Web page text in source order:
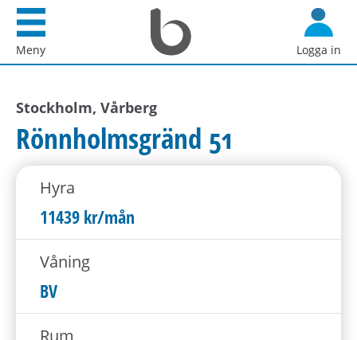
d
e
k
t
n
Meny
Startsida
Bostadsförmedlingen
i
AB
Logga in
Stockholm, Vårberg
Rönnholmsgränd 51
Hyra
11439 kr/mån
Våning
BV
Rum